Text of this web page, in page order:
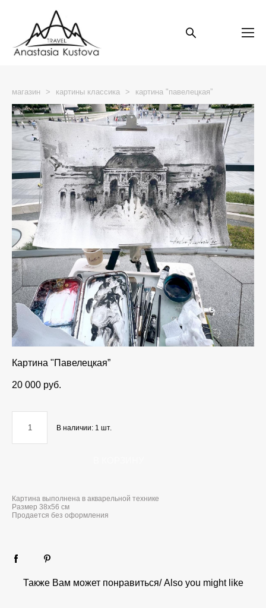
магазин > картины классика > картина "павелецкая”
Картина "Павелецкая”
20 000 pуб.
В наличии: 1 шт.
Картина выполнена в акварельной технике
Размер 38x56 см
Продается без оформления
Также Вам может понравиться/ Also you might like